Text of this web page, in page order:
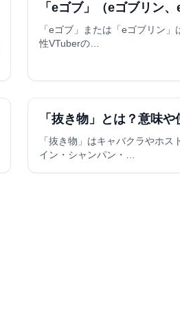
「eゴブ」（eゴブリン
「eゴブ」または「eゴブリン
性VTuberの…
「抜き物」とは？意味
「抜き物」はキャバクラやホ
イン・シャンパン・…